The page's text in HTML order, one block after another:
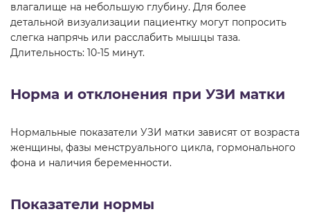
влагалище на небольшую глубину. Для более
детальной визуализации пациентку могут попросить
слегка напрячь или расслабить мышцы таза.
Длительность: 10-15 минут.
Норма и отклонения при УЗИ матки
Нормальные показатели УЗИ матки зависят от возраста
женщины, фазы менструального цикла, гормонального
фона и наличия беременности.
Показатели нормы